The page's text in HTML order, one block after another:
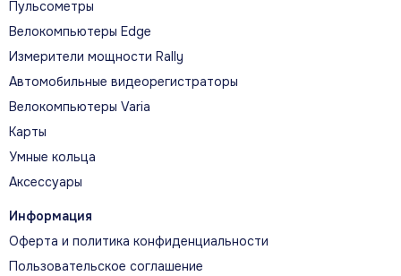
Пульсометры
Велокомпьютеры Edge
Измерители мощности Rally
Автомобильные видеорегистраторы
Велокомпьютеры Varia
Карты
Умные кольца
Аксессуары
Информация
Оферта и политика конфиденциальности
Пользовательское соглашение